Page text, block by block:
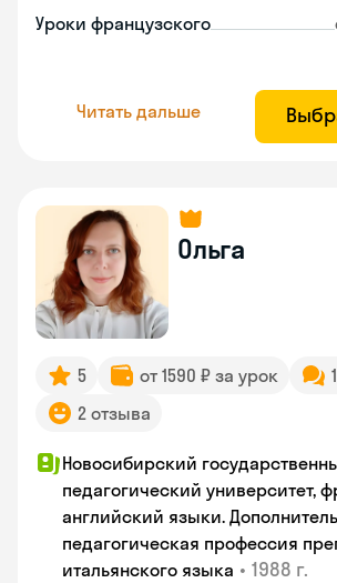
Уроки французского
Читать дальше
Ольга
5 от 1590 ₽ за урок
2 отзыва
Новосибирский
педагогический университет,
английский языки.
педагогическая профессия
итальянского языка • 1988 г.